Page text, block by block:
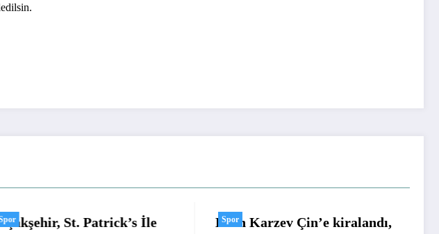
St. Patrick’s İle
Eden Karzev Çin’e kiralandı,
Spor
RAMS